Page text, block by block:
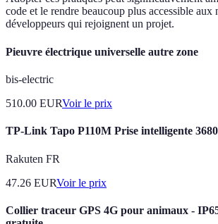
code et le rendre beaucoup plus accessible aux
développeurs qui rejoignent un projet.
Pieuvre électrique universelle autre zone
bis-electric
510.00 EURVoir le prix
TP-Link Tapo P110M Prise intelligente
Rakuten FR
47.26 EURVoir le prix
Collier traceur GPS 4G pour animaux -